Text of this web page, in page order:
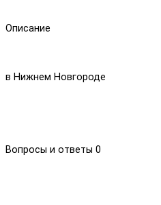
Описание
в Нижнем Новгороде
Вопросы и ответы 0